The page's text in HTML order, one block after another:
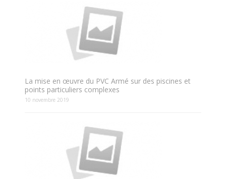
La mise en œuvre du PVC Armé sur des piscines et
points particuliers complexes
10 novembre 2019